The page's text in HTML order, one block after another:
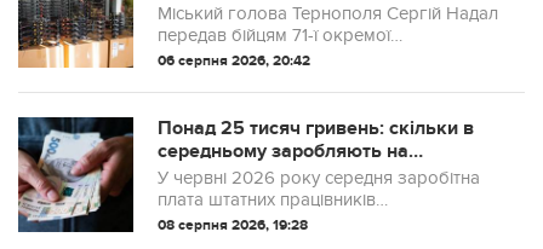
Міський голова Тернополя Сергій Надал
передав бійцям 71-ї окремої
аеромобільної бригади 50 безпілотних
06 серпня 2026, 20:42
Понад 25 тисяч гривень: скільки в
середньому заробляють на
Тернопільщині та де найвищі
зарплати
У червні 2026 року середня заробітна
плата штатних працівників
Тернопільської області становила 25
08 серпня 2026, 19:28